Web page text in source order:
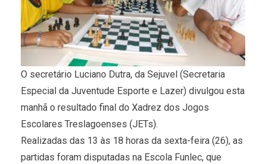
O secretário Luciano Dutra, da Sejuvel (Secretaria
Especial da Juventude Esporte e Lazer) divulgou esta
manhã o resultado final do Xadrez dos Jogos
Escolares Treslagoenses (JETs).
Realizadas das 13 às 18 horas da sexta-feira (26), as
partidas foram disputadas na Escola Funlec, que